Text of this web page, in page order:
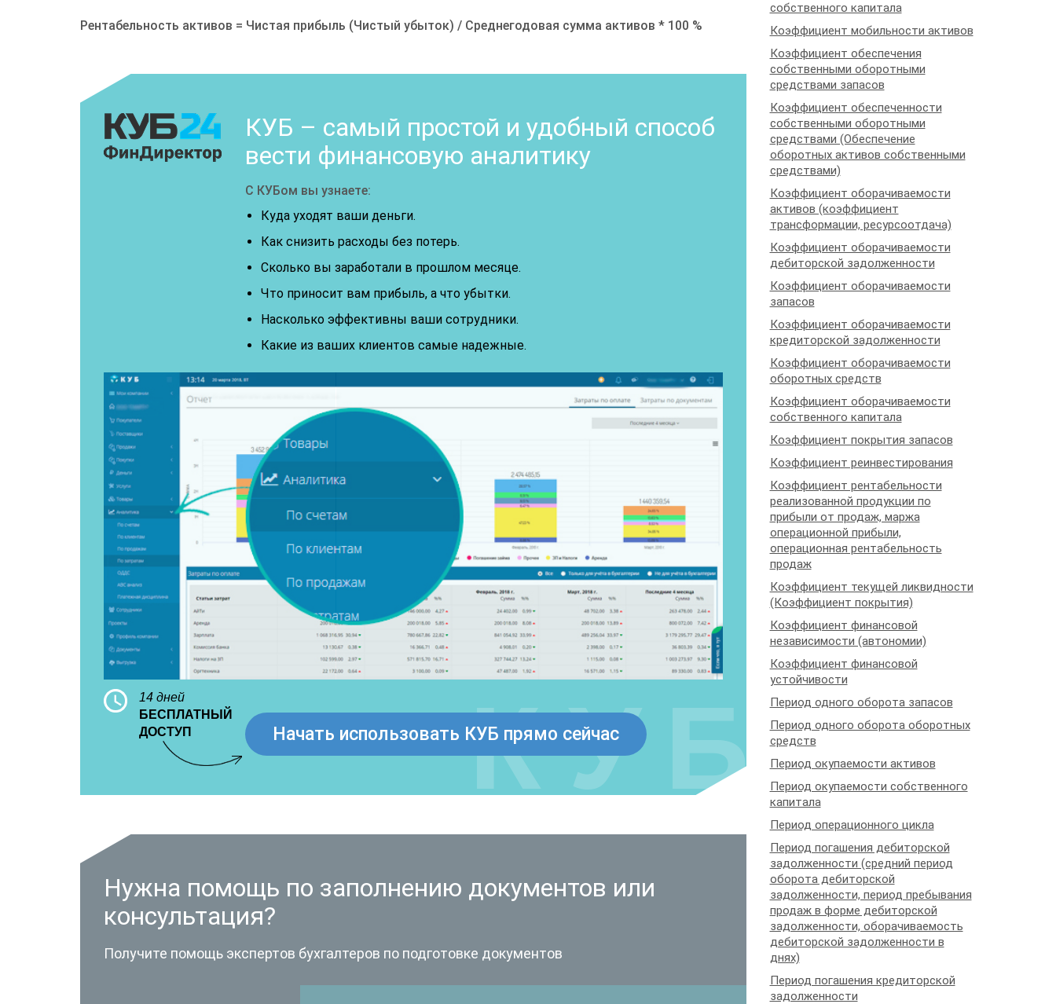
Рентабельность активов = Чистая прибыль (Чистый убыток) / Среднегодовая сумма активов * 100 %
КУБ – самый простой и удобный способ
вести финансовую аналитику
С КУБом вы узнаете:
Куда уходят ваши деньги.
Как снизить расходы без потерь.
Сколько вы заработали в прошлом месяце.
Что приносит вам прибыль, а что убытки.
Насколько эффективны ваши сотрудники.
Какие из ваших клиентов самые надежные.
Начать использовать КУБ прямо сейчас
14 дней
БЕСПЛАТНЫЙ
ДОСТУП
Нужна помощь по заполнению документов или
консультация?
Получите помощь экспертов бухгалтеров по подготовке документов
собственного капитала
Коэффициент мобильности активов
Коэффициент обеспечения
собственными оборотными
средствами запасов
Коэффициент обеспеченности
собственными оборотными
средствами (Обеспечение
оборотных активов собственными
средствами)
Коэффициент оборачиваемости
активов (коэффициент
трансформации, ресурсоотдача)
Коэффициент оборачиваемости
дебиторской задолженности
Коэффициент оборачиваемости
запасов
Коэффициент оборачиваемости
кредиторской задолженности
Коэффициент оборачиваемости
оборотных средств
Коэффициент оборачиваемости
собственного капитала
Коэффициент покрытия запасов
Коэффициент реинвестирования
Коэффициент рентабельности
реализованной продукции по
прибыли от продаж, маржа
операционной прибыли,
операционная рентабельность
продаж
Коэффициент текущей ликвидности
(Коэффициент покрытия)
Коэффициент финансовой
независимости (автономии)
Коэффициент финансовой
устойчивости
Период одного оборота запасов
Период одного оборота оборотных
средств
Период окупаемости активов
Период окупаемости собственного
капитала
Период операционного цикла
Период погашения дебиторской
задолженности (средний период
оборота дебиторской
задолженности, период пребывания
продаж в форме дебиторской
задолженности, оборачиваемость
дебиторской задолженности в
днях)
Период погашения кредиторской
задолженности